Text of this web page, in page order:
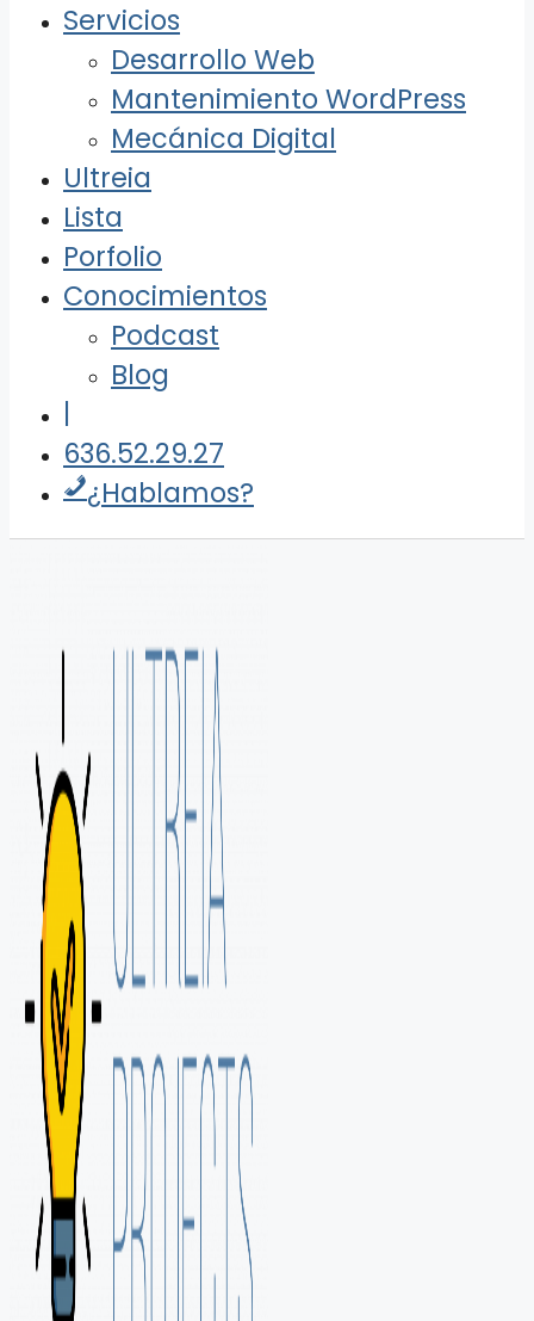
Servicios
Desarrollo Web
Mantenimiento WordPress
Mecánica Digital
Ultreia
Lista
Porfolio
Conocimientos
Podcast
Blog
|
636.52.29.27
¿Hablamos?